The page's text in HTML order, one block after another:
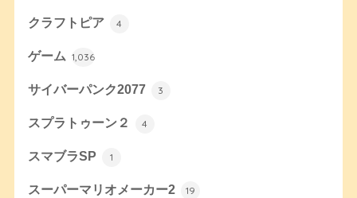
クラフトピア 4
ゲーム 1,036
サイバーパンク2077 3
スプラトゥーン２ 4
スマブラSP 1
スーパーマリオメーカー2 19